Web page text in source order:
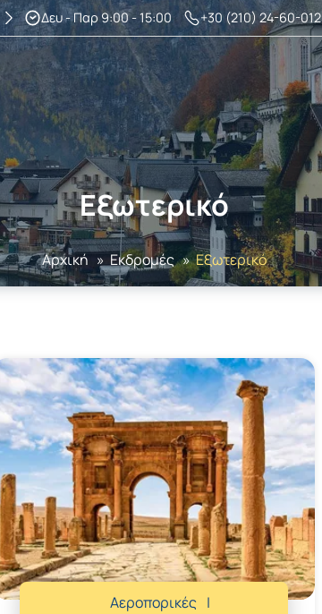
Δευ - Παρ 9:00 - 15:00 +30 (210) 24-60-012
Εξωτερικό
Αρχική » Εκδρομές»Εξωτερικό
Αεροπορικές